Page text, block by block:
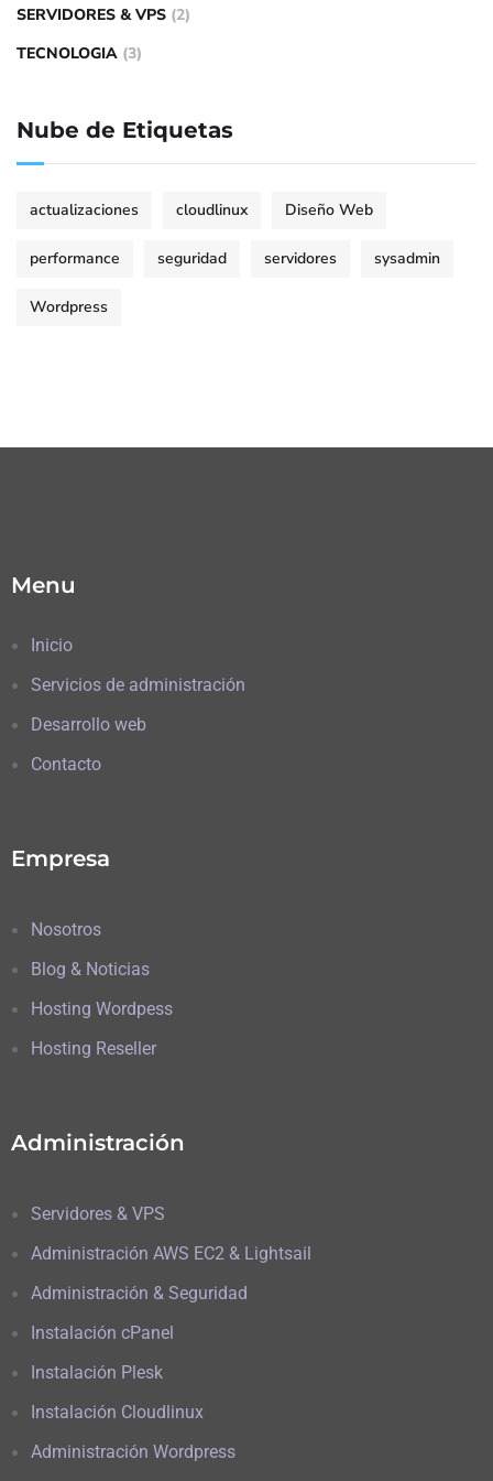
SERVIDORES & VPS (2)
TECNOLOGIA (3)
Nube de Etiquetas
actualizaciones cloudlinux Diseño Web
performance seguridad servidores sysadmin
Wordpress
Menu
Inicio
Servicios de administración
Desarrollo web
Contacto
Empresa
Nosotros
Blog & Noticias
Hosting Wordpess
Hosting Reseller
Administración
Servidores & VPS
Administración AWS EC2 & Lightsail
Administración & Seguridad
Instalación cPanel
Instalación Plesk
Instalación Cloudlinux
Administración Wordpress